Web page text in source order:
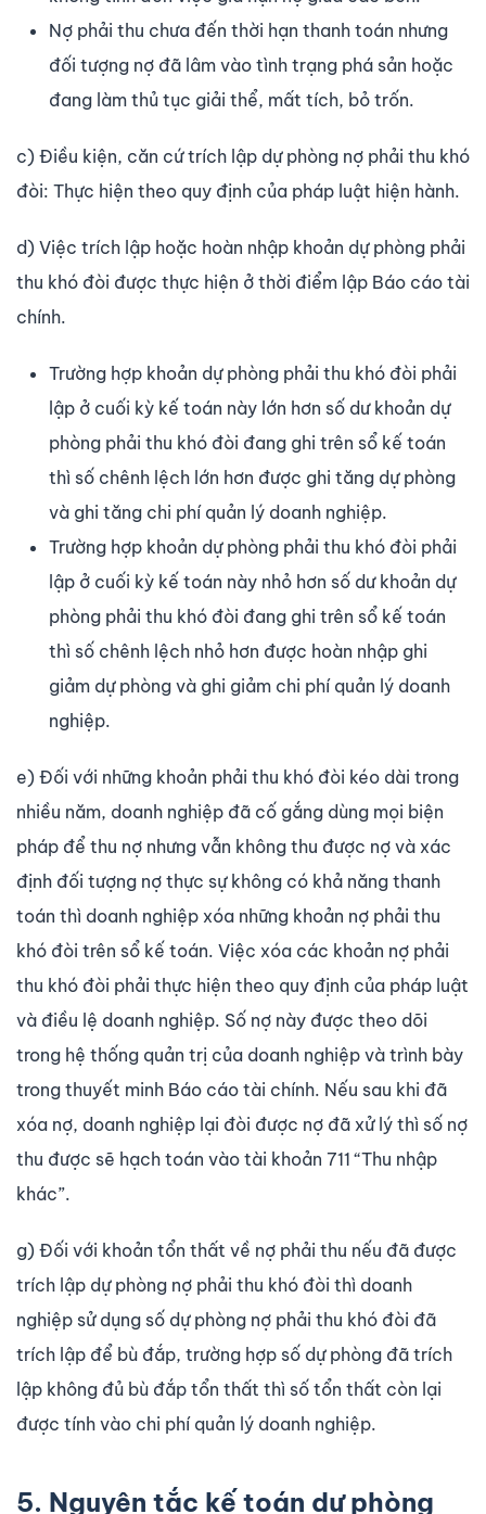
Nợ phải thu chưa đến thời hạn thanh toán nhưng
đối tượng nợ đã lâm vào tình trạng phá sản hoặc
đang làm thủ tục giải thể, mất tích, bỏ trốn.
c) Điều kiện, căn cứ trích lập dự phòng nợ phải thu khó
đòi: Thực hiện theo quy định của pháp luật hiện hành.
d) Việc trích lập hoặc hoàn nhập khoản dự phòng phải
thu khó đòi được thực hiện ở thời điểm lập Báo cáo tài
chính.
Trường hợp khoản dự phòng phải thu khó đòi phải
lập ở cuối kỳ kế toán này lớn hơn số dư khoản dự
phòng phải thu khó đòi đang ghi trên sổ kế toán
thì số chênh lệch lớn hơn được ghi tăng dự phòng
và ghi tăng chi phí quản lý doanh nghiệp.
Trường hợp khoản dự phòng phải thu khó đòi phải
lập ở cuối kỳ kế toán này nhỏ hơn số dư khoản dự
phòng phải thu khó đòi đang ghi trên sổ kế toán
thì số chênh lệch nhỏ hơn được hoàn nhập ghi
giảm dự phòng và ghi giảm chi phí quản lý doanh
nghiệp.
e) Đối với những khoản phải thu khó đòi kéo dài trong
nhiều năm, doanh nghiệp đã cố gắng dùng mọi biện
pháp để thu nợ nhưng vẫn không thu được nợ và xác
định đối tượng nợ thực sự không có khả năng thanh
toán thì doanh nghiệp xóa những khoản nợ phải thu
khó đòi trên sổ kế toán. Việc xóa các khoản nợ phải
thu khó đòi phải thực hiện theo quy định của pháp luật
và điều lệ doanh nghiệp. Số nợ này được theo dõi
trong hệ thống quản trị của doanh nghiệp và trình bày
trong thuyết minh Báo cáo tài chính. Nếu sau khi đã
xóa nợ, doanh nghiệp lại đòi được nợ đã xử lý thì số nợ
thu được sẽ hạch toán vào tài khoản 711 “Thu nhập
khác”.
g) Đối với khoản tổn thất về nợ phải thu nếu đã được
trích lập dự phòng nợ phải thu khó đòi thì doanh
nghiệp sử dụng số dự phòng nợ phải thu khó đòi đã
trích lập để bù đắp, trường hợp số dự phòng đã trích
lập không đủ bù đắp tổn thất thì số tổn thất còn lại
được tính vào chi phí quản lý doanh nghiệp.
5. Nguyên tắc kế toán dự phòng